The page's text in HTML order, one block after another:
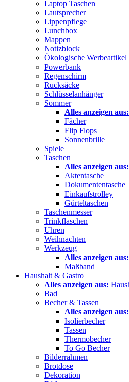
Laptop Taschen
Lautsprecher
Lippenpflege
Lunchbox
Mappen
Notizblock
Ökologische Werbeartikel
Powerbank
Regenschirm
Rucksäcke
Schlüsselanhänger
Sommer
Alles anzeigen aus:
Fächer
Flip Flops
Sonnenbrille
Spiele
Taschen
Alles anzeigen aus:
Aktentasche
Dokumententasche
Einkaufstrolley
Gürteltaschen
Taschenmesser
Trinkflaschen
Uhren
Weihnachten
Werkzeug
Alles anzeigen aus:
Maßband
Haushalt & Gastro
Alles anzeigen aus:
Bad
Becher & Tassen
Alles anzeigen aus:
Isolierbecher
Tassen
Thermobecher
To Go Becher
Bilderrahmen
Brotdose
Dekoration